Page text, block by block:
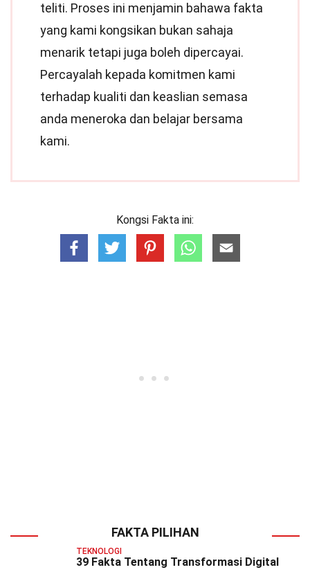
teliti. Proses ini menjamin bahawa fakta
yang kami kongsikan bukan sahaja
menarik tetapi juga boleh dipercayai.
Percayalah kepada komitmen kami
terhadap kualiti dan keaslian semasa
anda meneroka dan belajar bersama
kami.
Kongsi Fakta ini:
FAKTA PILIHAN
TEKNOLOGI
39 Fakta Tentang Transformasi Digital